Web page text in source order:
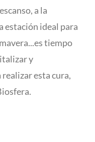
a la
estación ideal para
tiempo
y
esta cura,